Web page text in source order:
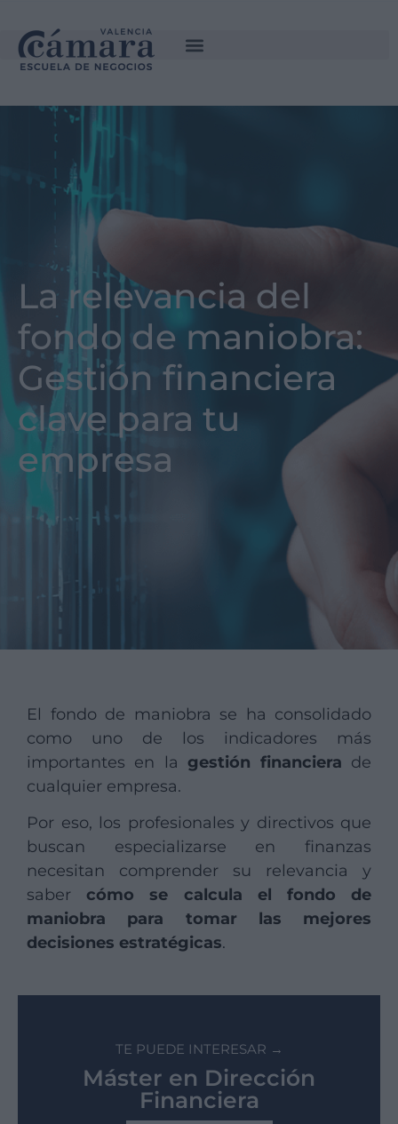
La relevancia del
fondo de maniobra:
Gestión financiera
clave para tu
empresa
El fondo de maniobra se ha consolidado
como uno de los indicadores más
importantes en la gestión financiera de
cualquier empresa.
Por eso, los profesionales y directivos que
buscan especializarse en finanzas
necesitan comprender su relevancia y
saber cómo se calcula el fondo de
maniobra
para tomar las mejores
decisiones estratégicas.
TE PUEDE INTERESAR →
Máster en Dirección
Financiera